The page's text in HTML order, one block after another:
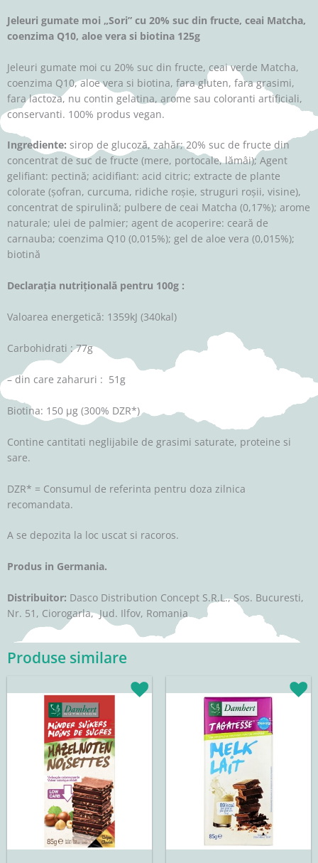
si
biotina
Jeleuri gumate moi „Sori” cu 20% suc din fructe, ceai Matcha,
coenzima Q10, aloe vera si biotina 125g
Jeleuri gumate moi cu 20% suc din fructe, ceai verde Matcha,
coenzima Q10, aloe vera si biotina, fara gluten, fara grasimi,
fara lactoza, nu contin gelatina, arome sau coloranti artificiali,
conservanti. 100% produs vegan.
Ingrediente: sirop de glucoză, zahăr; 20% suc de fructe din
concentrat de suc de fructe (mere, portocale, lămâi); Agent
gelifiant: pectină; acidifiant: acid citric; extracte de plante
colorate (șofran, curcuma, ridiche roșie, struguri roșii, visine),
concentrat de spirulină; pulbere de ceai Matcha (0,17%); arome
naturale; ulei de palmier; agent de acoperire: ceară de
carnauba; coenzima Q10 (0,015%); gel de aloe vera (0,015%);
biotină
Declaraţia nutriţională pentru 100g :
Valoarea energetică: 1359kJ (340kal)
Carbohidrati : 77g
– din care zaharuri : 51g
Biotina: 150 μg (300% DZR*)
Contine cantitati neglijabile de grasimi saturate, proteine ​si
sare.
DZR* = Consumul de referinta pentru doza zilnica
recomandata.
A se depozita la loc uscat si racoros.
Produs in Germania.
Distribuitor: Dasco Distribution Concept S.R.L., Sos. Bucuresti,
Nr. 51, Ciorogarla, Jud. Ilfov, Romania
Produse similare